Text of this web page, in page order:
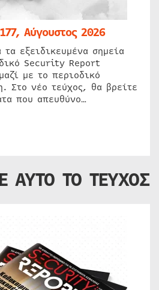
Αύγουστος 2026
εξειδικευμένα σημεία
Security Report
με το περιοδικό
Στο νέο τεύχος, θα βρείτε
που απευθύνο…
ΑΥΤΟ ΤΟ ΤΕΥΧΟΣ